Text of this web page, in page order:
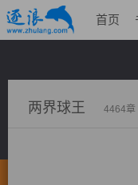
首页
两界球王 4464章